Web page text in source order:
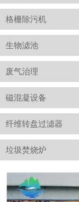
格栅除污机
生物滤池
废气治理
磁混凝设备
纤维转盘过滤器
垃圾焚烧炉